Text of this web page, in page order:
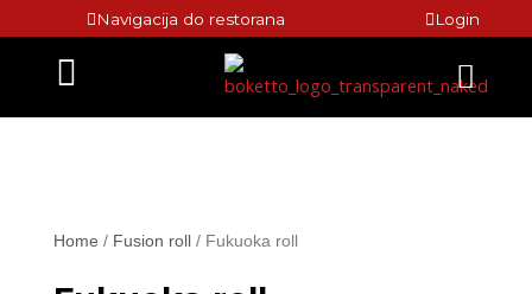
to
content
Navigacija do restorana Login
Menu
Home / Fusion roll / Fukuoka roll